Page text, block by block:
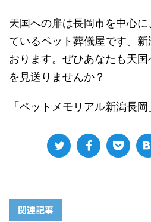
天国への扉は長岡市を中心
ているペット葬儀屋です。
おります。ぜひあなたも天
を見送りませんか？
「ペットメモリアル新潟長岡
関連記事